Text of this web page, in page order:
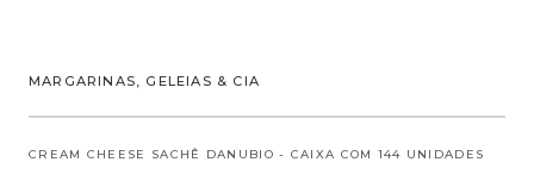
MARGARINAS, GELEIAS & CIA
CREAM CHEESE SACHÊ DANUBIO - CAIXA COM 144 UNIDADES